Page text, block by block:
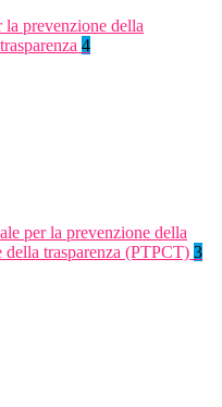
la prevenzione della
4
per la prevenzione della
della trasparenza (PTPCT) 3